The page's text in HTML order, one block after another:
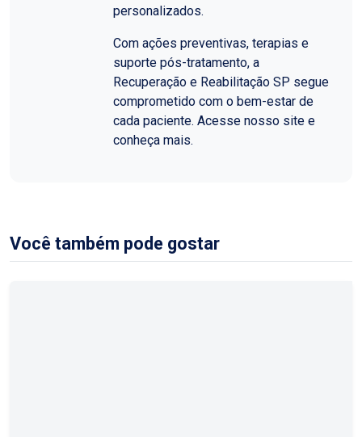
personalizados.
Com ações preventivas, terapias e
suporte pós-tratamento, a
Recuperação e Reabilitação SP segue
comprometido com o bem-estar de
cada paciente. Acesse nosso site e
conheça mais.
Você também pode gostar